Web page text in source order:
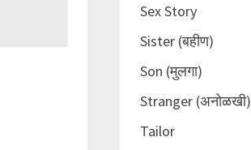
Sex Story
Sister (बहीण)
Son (मुलगा)
Stranger (अनोळखी)
Tailor